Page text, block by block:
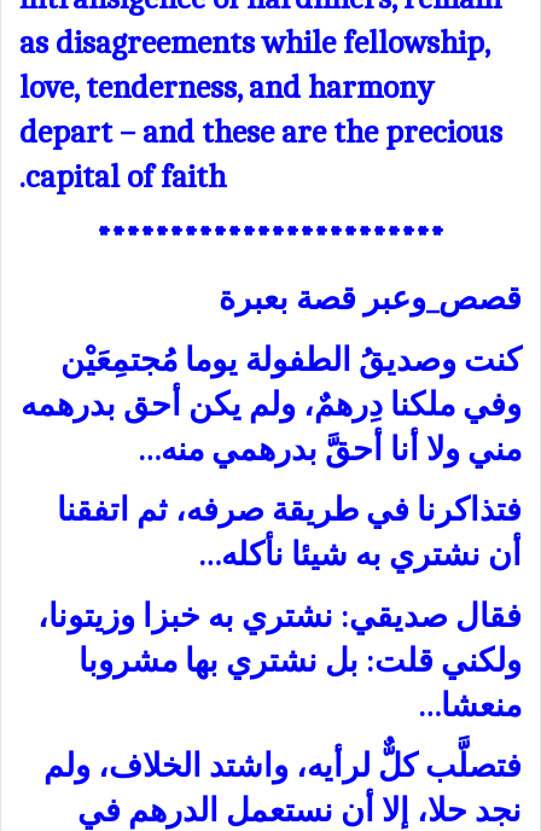
as disagreements while fellowship,
love, tenderness, and harmony
depart – and these are the precious
capital of faith.
************************
قصص_وعبر قصة بعبرة
كنت وصديقُ الطفولة يوما مُجتمِعَيْن
وفي ملكنا دِرهمٌ، ولم يكن أحق بدرهمه
مني ولا أنا أحقَّ بدرهمي منه…
فتذاكرنا في طريقة صرفه، ثم اتفقنا
أن نشتري به شيئا نأكله…
فقال صديقي: نشتري به خبزا وزيتونا،
ولكني قلت: بل نشتري بها مشروبا
منعشا…
فتصلَّب كلٌّ لرأيه، واشتد الخلاف، ولم
نجد حلا، إلا أن نستعمل الدرهم في